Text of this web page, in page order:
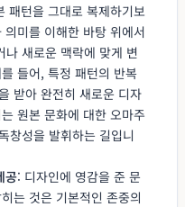
패턴을 그대로 복제하기보
미를 이해한 바탕 위에서
새로운 맥락에 맞게 변
들어, 특정 패턴의 반복
받아 완전히 새로운 디자
원본 문화에 대한 오마주
창성을 발휘하는 길입니
공: 디자인에 영감을 준 문
는 것은 기본적인 존중의